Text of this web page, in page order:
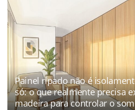
Painel ripado não é
só: o que realmente precisa
madeira para controlar o som